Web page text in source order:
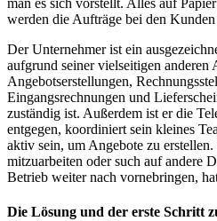
man es sich vorstellt. Alles auf
werden die Aufträge bei den Kunden
Der Unternehmer ist ein
aufgrund seiner vielseitigen anderen
Angebotserstellungen,
Eingangsrechnungen und
zuständig ist. Außerdem ist er die
entgegen, koordiniert sein kleines
aktiv sein, um Angebote zu
mitzuarbeiten oder such auf andere
Betrieb weiter nach vornebringen,
Die Lösung und der erste Schritt